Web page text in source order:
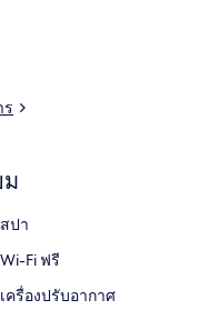
ร
สปา
Wi-Fi ฟรี
เครื่องปรับอากาศ